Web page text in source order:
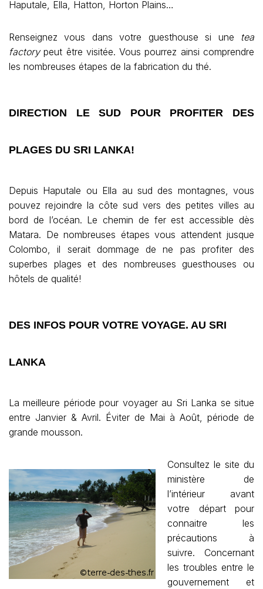
Haputale, Ella, Hatton, Horton Plains…
Renseignez vous dans votre guesthouse si une tea
factorypeut être visitée. Vous pourrez ainsi comprendre
les nombreuses étapes de la fabrication du thé.
DIRECTION LE SUD POUR PROFITER DES
PLAGES DU SRI LANKA!
Depuis Haputale ou Ella au sud des montagnes, vous
pouvez rejoindre la côte sud vers des petites villes au
bord de l’océan. Le chemin de fer est accessible dès
Matara. De nombreuses étapes vous attendent jusque
Colombo, il serait dommage de ne pas profiter des
superbes plages et des nombreuses guesthouses ou
hôtels de qualité!
DES INFOS POUR VOTRE VOYAGE. AU SRI
LANKA
La meilleure période pour voyager au Sri Lanka se situe
entre Janvier & Avril. Éviter de Mai à Août, période de
grande mousson.
Consultez le site du
ministère de
l’intérieur avant
votre départ pour
connaitre les
précautions à
suivre. Concernant
les troubles entre le
gouvernement et